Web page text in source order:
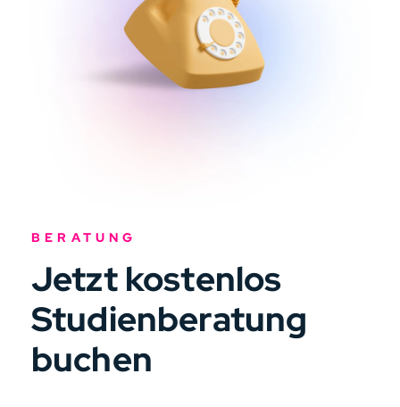
BERATUNG
Jetzt kostenlos
Studienberatung
buchen